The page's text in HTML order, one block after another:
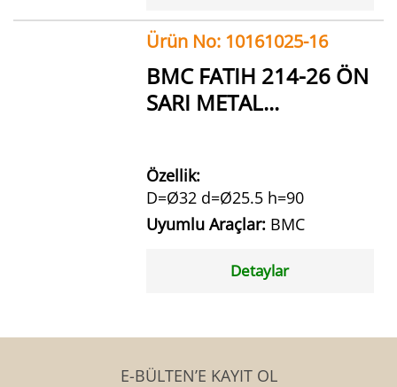
Ürün No: 10161025-16
BMC FATIH 214-26 ÖN
SARI METAL...
Özellik:
D=Ø32 d=Ø25.5 h=90
Uyumlu Araçlar: BMC
Detaylar
E-BÜLTEN’E KAYIT OL